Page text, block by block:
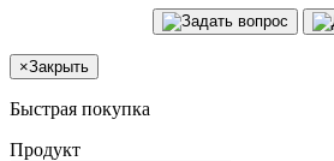
×Закрыть
Быстрая покупка
Продукт